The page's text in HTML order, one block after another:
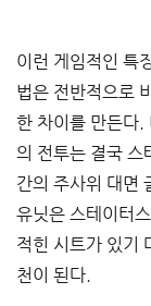
이런 게임적인 특
법은 전반적으로
한 차이를 만든다.
의 전투는 결국 스
간의 주사위 대면
유닛은 스테이터
적힌 시트가 있기
천이 된다.